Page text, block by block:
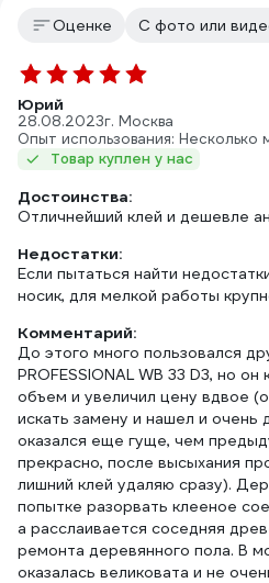
Оценке С фото или
Юрий
28.08.2023г. Москва
Опыт использования: Несколько
Товар куплен у нас
Достоинства:
Отличнейший клей и дешевле
Недостатки:
Если пытаться найти
носик, для мелкой работы
Комментарий:
До этого много пользовался
PROFESSIONAL WB 33 D3, но
объем и увеличил цену вдвое
искать замену и нашел и очень
оказался еще гуще, чем
прекрасно, после высыхания
лишний клей удаляю сразу).
попытке разорвать клееное
а расслаивается соседняя
ремонта деревянного пола. В
оказалась великовата и не